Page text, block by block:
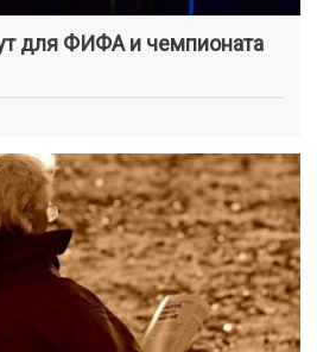
для ФИФА и чемпионата